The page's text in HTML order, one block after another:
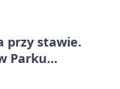
przy stawie.
Parku